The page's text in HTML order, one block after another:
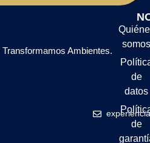
Ambientes.
de
datos
de